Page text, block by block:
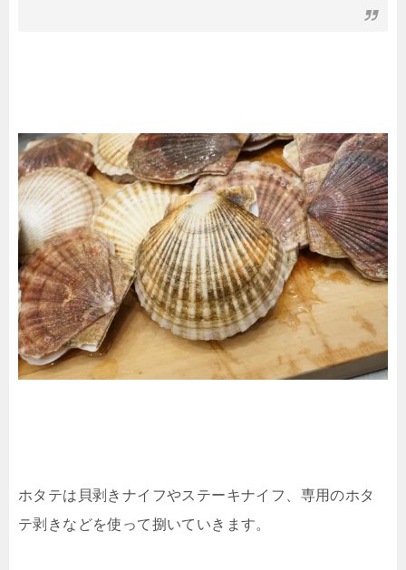
ホタテは貝剥きナイフやステーキナイフ、専用のホタ
テ剥きなどを使って捌いていきます。